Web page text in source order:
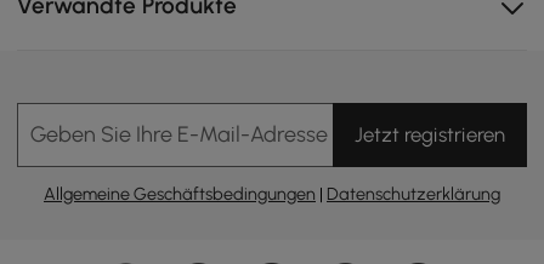
Verwandte Produkte
Geben Sie Ihre E-Mail-Adresse EinJetzt registrieren
Allgemeine Geschäftsbedingungen | Datenschutzerklärung